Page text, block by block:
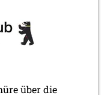
über die